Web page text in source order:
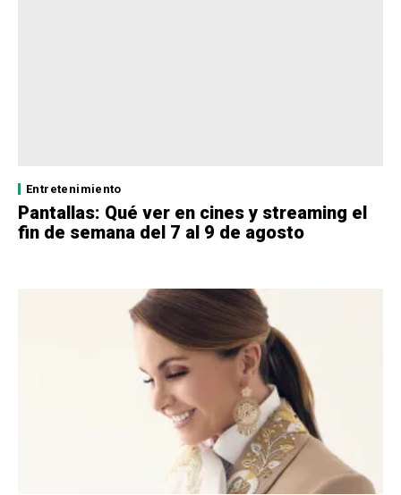
Entretenimiento
Pantallas: Qué ver en cines y streaming el
fin de semana del 7 al 9 de agosto